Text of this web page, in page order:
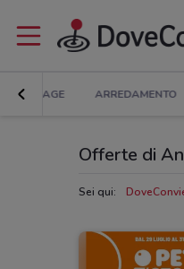
BRICOLAGE ARREDAMENTO
Offerte di
Sei qui: